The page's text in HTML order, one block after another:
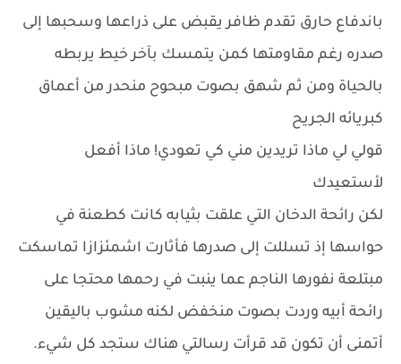
باندفاع حارق تقدم ظافر يقبض على ذراعها وسحبها إلى
صدره رغم مقاومتها كمن يتمسك بآخر خيط يربطه
بالحياة ومن ثم شهق بصوت مبحوح منحدر من أعماق
كبريائه الجريح
قولي لي ماذا تريدين مني كي تعودي! ماذا أفعل
لأستعيدك
لكن رائحة الدخان التي علقت بثيابه كانت كطعنة في
حواسها إذ تسللت إلى صدرها فأثارت اشمئزازا تماسكت
مبتلعة نفورها الناجم عما ينبت في رحمها محتجا على
رائحة أبيه وردت بصوت منخفض لكنه مشوب باليقين
أتمنى أن تكون قد قرأت رسالتي هناك ستجد كل شيء.